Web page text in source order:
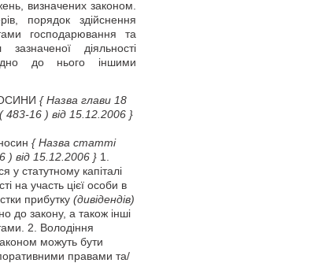
визначених законом.
порядок здійснення
господарювання та
діяльності
до нього іншими
{ Назва глави 18
( 483-16 ) від 15.12.2006 }
{ Назва статті
) від 15.12.2006 } 1.
у статутному капіталі
на участь цієї особи в
прибутку (дивідендів)
до закону, а також інші
2. Володіння
можуть бути
правами та/